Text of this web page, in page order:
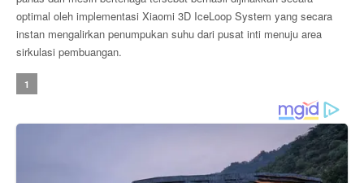
optimal oleh implementasi Xiaomi 3D IceLoop System yang secara
instan mengalirkan penumpukan suhu dari pusat inti menuju area
sirkulasi pembuangan.
1